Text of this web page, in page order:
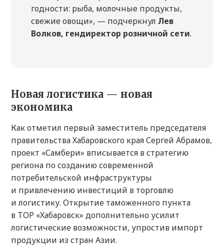
годности: рыба, молочные продукты,
свежие овощи», — подчеркнул Лев
Волков, гендиректор розничной сети.
Новая логистика — новая
экономика
Как отметил первый заместитель председателя
правительства Хабаровского края Сергей Абрамов,
проект «Самбери» вписывается в стратегию
региона по созданию современной
потребительской инфраструктуры
и привлечению инвестиций в торговлю
и логистику. Открытие таможенного пункта
в ТОР «Хабаровск» дополнительно усилит
логистические возможности, упростив импорт
продукции из стран Азии.